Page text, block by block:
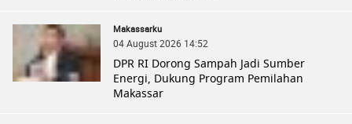
Makassarku
04 August 2026 14:52
DPR RI Dorong Sampah Jadi Sumber
Energi, Dukung Program Pemilahan
Makassar